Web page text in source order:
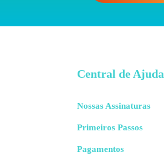
Central de Ajuda
Nossas Assinaturas
Primeiros Passos
Pagamentos